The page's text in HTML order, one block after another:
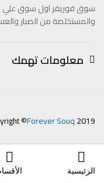
والمستخلصة من الصبار
معلومات تهمك
©Forever Souq2019
الرئيسية